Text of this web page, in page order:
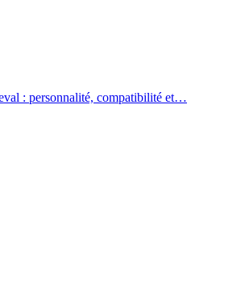
: personnalité, compatibilité et…